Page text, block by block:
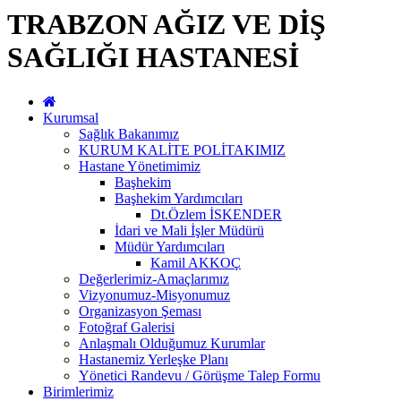
TRABZON AĞIZ VE DİŞ
SAĞLIĞI HASTANESİ
Kurumsal
Sağlık Bakanımız
KURUM KALİTE POLİTAKIMIZ
Hastane Yönetimimiz
Başhekim
Başhekim Yardımcıları
Dt.Özlem İSKENDER
İdari ve Mali İşler Müdürü
Müdür Yardımcıları
Kamil AKKOÇ
Değerlerimiz-Amaçlarımız
Vizyonumuz-Misyonumuz
Organizasyon Şeması
Fotoğraf Galerisi
Anlaşmalı Olduğumuz Kurumlar
Hastanemiz Yerleşke Planı
Yönetici Randevu / Görüşme Talep Formu
Birimlerimiz